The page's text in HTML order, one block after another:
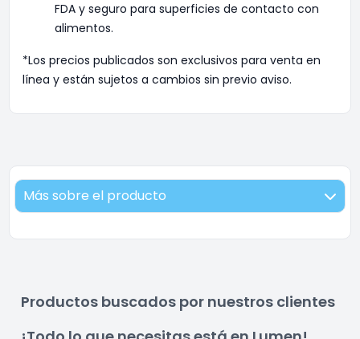
FDA y seguro para superficies de contacto con
alimentos.
*Los precios publicados son exclusivos para venta en
línea y están sujetos a cambios sin previo aviso.
Más sobre el producto
Productos buscados por nuestros clientes